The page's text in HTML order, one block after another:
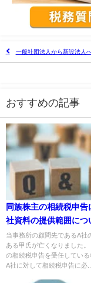
一般社団法人から新設法人
おすすめの記事
同族株主の相続税申告
社資料の提供範囲につ
当事務所の顧問先であるA社
ある甲氏が亡くなりました
の相続税申告を受任している
A社に対して相続税申告に必...